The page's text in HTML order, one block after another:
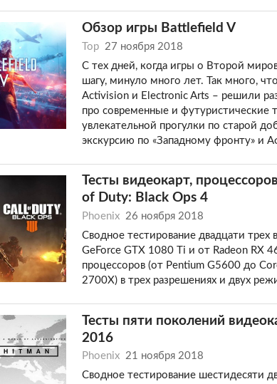
Обзор игры Battlefield V
Top
27 ноября 2018
С тех дней, когда игры о Второй
шагу, минуло много лет. Так много,
Activision и Electronic Arts – решили
про современные и футуристические
увлекательной прогулки по старой
экскурсию по «Западному фронту» и
Тесты видеокарт,
of Duty: Black Ops 4
Phoenix
26 ноября 2018
Сводное тестирование двадцати трех
GeForce GTX 1080 Ti и от Radeon RX
процессоров (от Pentium G5600 до
2700X) в трех разрешениях и двух
Тесты пяти поколений
2016
Phoenix 21 ноября 2018
Сводное тестирование шестидесяти